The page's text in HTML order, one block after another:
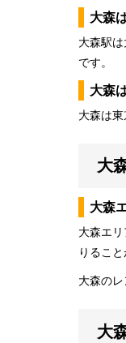
大森
大森駅
です。
大森
大森は
大
大森
大森エ
りること
大森の
大